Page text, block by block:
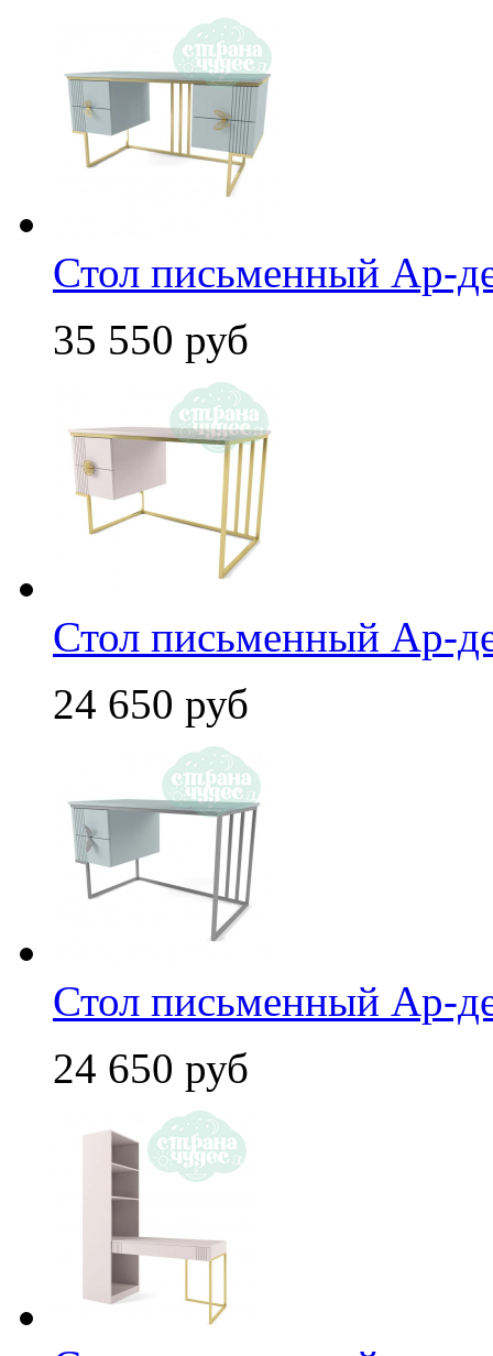
Стол письменный Ар-
35 550 руб
Стол письменный Ар-
24 650 руб
Стол письменный Ар-
24 650 руб